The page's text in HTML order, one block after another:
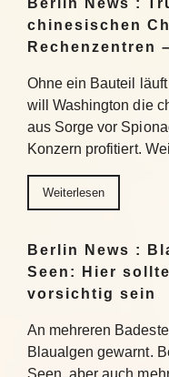
Berlin News :
chinesischen
Rechenzentren
Ohne ein Bauteil
will Washington die
aus Sorge vor
Konzern profitiert.
Weiterlesen
Berlin News :
Seen: Hier
vorsichtig sein
An mehreren
Blaualgen gewarnt.
Seen, aber auch